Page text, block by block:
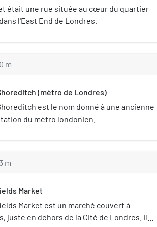
était une rue située au cœur du quartier
l'East End de Londres.
m
(métro de Londres)
est le nom donné à une ancienne
du métro londonien.
m
Market
Market est un marché couvert à
juste en dehors de la Cité de Londres. Il